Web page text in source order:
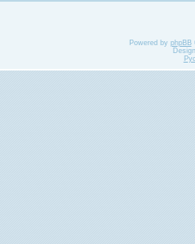
Powered by phpBB